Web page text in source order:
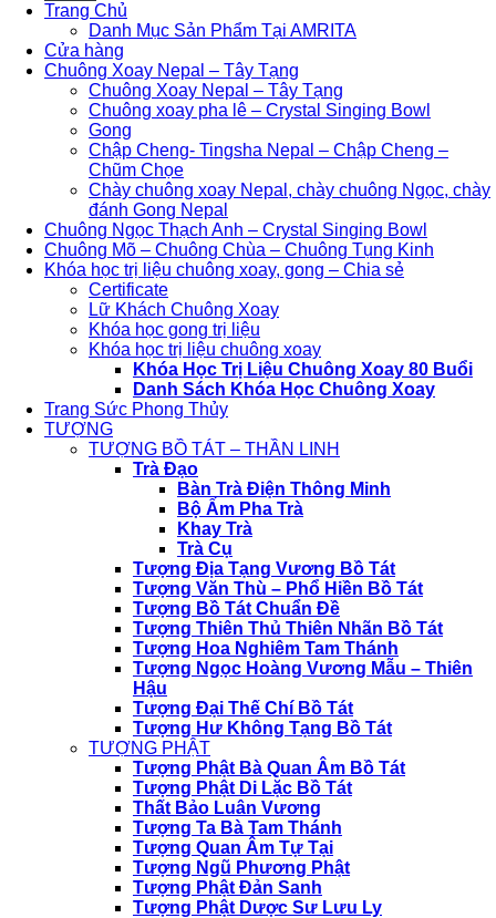
Trang Chủ
Danh Mục Sản Phẩm Tại AMRITA
Cửa hàng
Chuông Xoay Nepal – Tây Tạng
Chuông Xoay Nepal – Tây Tạng
Chuông xoay pha lê – Crystal Singing Bowl
Gong
Chập Cheng- Tingsha Nepal – Chập Cheng –
Chũm Chọe
Chày chuông xoay Nepal, chày chuông Ngọc, chày
đánh Gong Nepal
Chuông Ngọc Thạch Anh – Crystal Singing Bowl
Chuông Mõ – Chuông Chùa – Chuông Tụng Kinh
Khóa học trị liệu chuông xoay, gong – Chia sẻ
Certificate
Lữ Khách Chuông Xoay
Khóa học gong trị liệu
Khóa học trị liệu chuông xoay
Khóa Học Trị Liệu Chuông Xoay 80 Buổi
Danh Sách Khóa Học Chuông Xoay
Trang Sức Phong Thủy
TƯỢNG
TƯỢNG BỒ TÁT – THẦN LINH
Trà Đạo
Bàn Trà Điện Thông Minh
Bộ Ấm Pha Trà
Khay Trà
Trà Cụ
Tượng Địa Tạng Vương Bồ Tát
Tượng Văn Thù – Phổ Hiền Bồ Tát
Tượng Bồ Tát Chuẩn Đề
Tượng Thiên Thủ Thiên Nhãn Bồ Tát
Tượng Hoa Nghiêm Tam Thánh
Tượng Ngọc Hoàng Vương Mẫu – Thiên
Hậu
Tượng Đại Thế Chí Bồ Tát
Tượng Hư Không Tạng Bồ Tát
TƯỢNG PHẬT
Tượng Phật Bà Quan Âm Bồ Tát
Tượng Phật Di Lặc Bồ Tát
Thất Bảo Luân Vương
Tượng Ta Bà Tam Thánh
Tượng Quan Âm Tự Tại
Tượng Ngũ Phương Phật
Tượng Phật Đản Sanh
Tượng Phật Dược Sư Lưu Ly